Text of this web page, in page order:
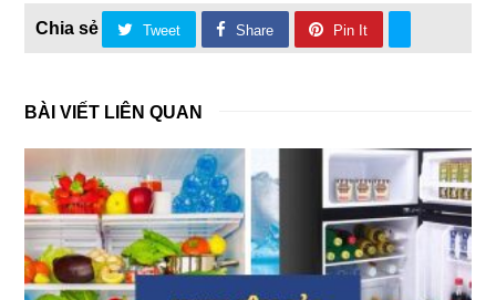
Tweet Share Pin It
BÀI VIẾT LIÊN QUAN